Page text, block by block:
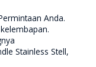
Anda.
Stainless Stell,